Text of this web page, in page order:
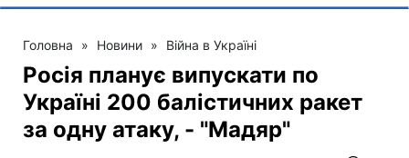
Головна » Новини » Війна в Україні
Росія планує випускати по
Україні 200 балістичних ракет
за одну атаку, - "Мадяр"